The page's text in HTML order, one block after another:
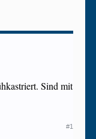
Sind mit
#1